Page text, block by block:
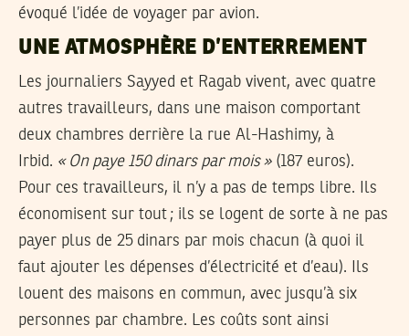
évoqué l’idée de voyager par avion.
UNE ATMOSPHÈRE D’ENTERREMENT
Les journaliers Sayyed et Ragab vivent, avec quatre
autres travailleurs, dans une maison comportant
deux chambres derrière la rue Al-Hashimy, à
Irbid. « On paye 150 dinars par mois » (187 euros).
Pour ces travailleurs, il n’y a pas de temps libre. Ils
économisent sur tout ; ils se logent de sorte à ne pas
payer plus de 25 dinars par mois chacun (à quoi il
faut ajouter les dépenses d’électricité et d’eau). Ils
louent des maisons en commun, avec jusqu’à six
personnes par chambre. Les coûts sont ainsi